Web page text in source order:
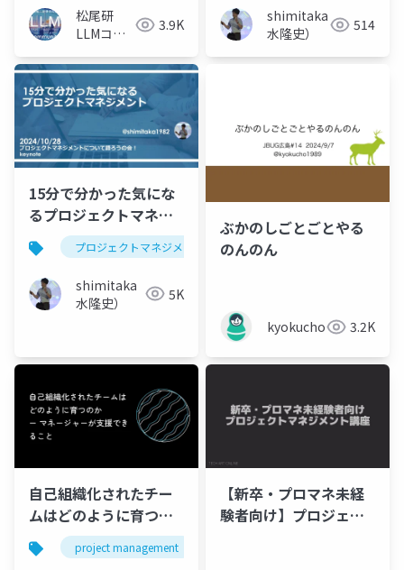
松尾研
LLMコミ
3.9K
shimitaka（清
水隆史）
514
15分で分かった気にな
るプロジェクトマネジ
メント プロジェクトマネジメント pmp
shimitaka（清
水隆史）
5K
ぶかのしごとごとやる
のんのん
kyokucho19893.2K
自己組織化されたチー
ムはどのように育つの
か ー マネージャーが支
援できること
project management
【新卒・プロマネ未経
験者向け】プロジェク